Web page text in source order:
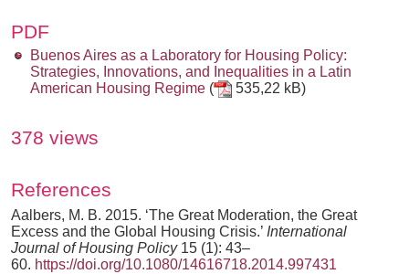
PDF
Buenos Aires as a Laboratory for Housing Policy:
Strategies, Innovations, and Inequalities in a Latin
American Housing Regime ( 535,22 kB)
378 views
References
Aalbers, M. B. 2015. ‘The Great Moderation, the Great
Excess and the Global Housing Crisis.’ International
Journal of Housing Policy15 (1): 43–
60. https://doi.org/10.1080/14616718.2014.997431